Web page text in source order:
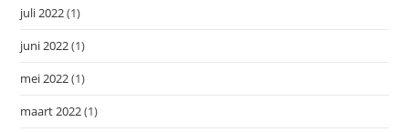
juli 2022(1)
juni 2022(1)
mei 2022(1)
maart 2022(1)